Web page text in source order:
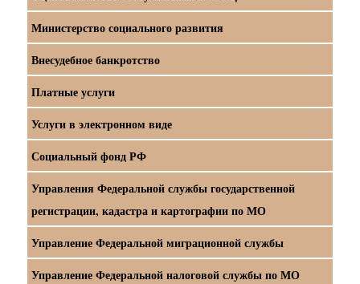
Министерство социального развития
Внесудебное банкротство
Платные услуги
Услуги в электронном виде
Социальный фонд РФ
Управления Федеральной службы государственной
регистрации, кадастра и картографии по МО
Управление Федеральной миграционной службы
Управление Федеральной налоговой службы по МО